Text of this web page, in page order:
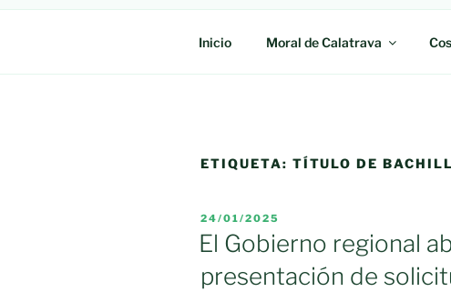
Inicio Moral de Calatrava
ETIQUETA: TÍTULO DE
PUBLICADO
EL
24/01/2025
El Gobierno regional
presentación de